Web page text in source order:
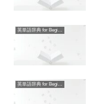
英単語辞典 for Beginners
英単語辞典 for Beginners